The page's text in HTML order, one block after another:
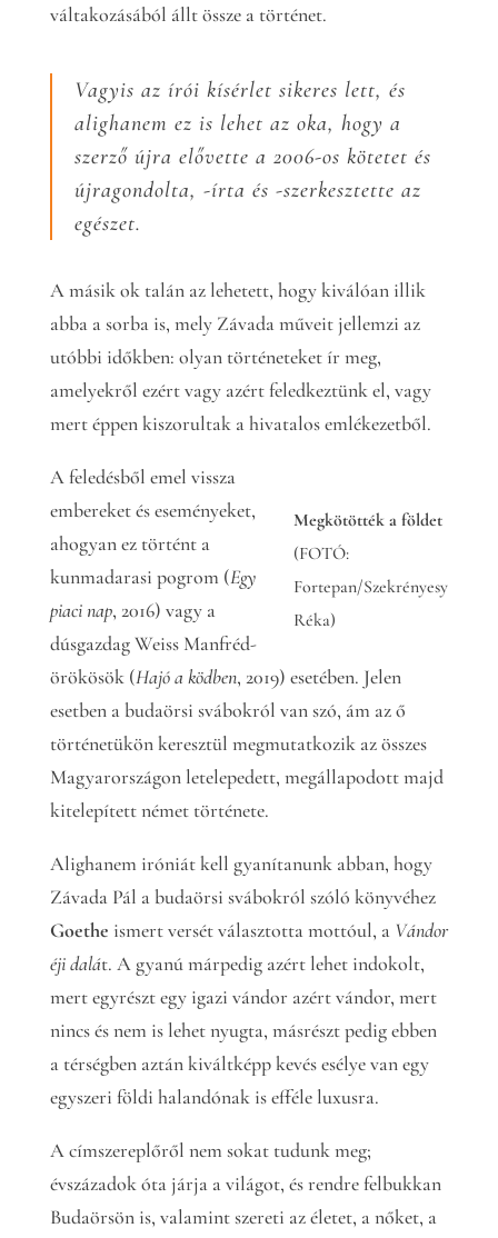
váltakozásából állt össze a történet.
Vagyis az írói kísérlet sikeres lett, és
alighanem ez is lehet az oka, hogy a
szerző újra elővette a 2006-os kötetet és
újragondolta, -írta és -szerkesztette az
egészet.
A másik ok talán az lehetett, hogy kiválóan illik
abba a sorba is, mely Závada műveit jellemzi az
utóbbi időkben: olyan történeteket ír meg,
amelyekről ezért vagy azért feledkeztünk el, vagy
mert éppen kiszorultak a hivatalos emlékezetből.
Megkötötték a földet
(FOTÓ:
Fortepan/Szekrényesy
Réka)
A feledésből emel vissza
embereket és eseményeket,
ahogyan ez történt a
kunmadarasi pogrom (Egy
piaci nap, 2016) vagy a
dúsgazdag Weiss Manfréd-
örökösök (Hajó a ködben, 2019) esetében. Jelen
esetben a budaörsi svábokról van szó, ám az ő
történetükön keresztül megmutatkozik az összes
Magyarországon letelepedett, megállapodott majd
kitelepített német története.
Alighanem iróniát kell gyanítanunk abban, hogy
Závada Pál a budaörsi svábokról szóló könyvéhez
Goethe ismert versét választotta mottóul, a Vándor
éji dalát. A gyanú márpedig azért lehet indokolt,
mert egyrészt egy igazi vándor azért vándor, mert
nincs és nem is lehet nyugta, másrészt pedig ebben
a térségben aztán kiváltképp kevés esélye van egy
egyszeri földi halandónak is efféle luxusra.
A címszereplőről nem sokat tudunk meg;
évszázadok óta járja a világot, és rendre felbukkan
Budaörsön is, valamint szereti az életet, a nőket, a